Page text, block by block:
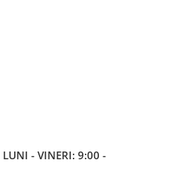
LUNI - VINERI: 9:00 -